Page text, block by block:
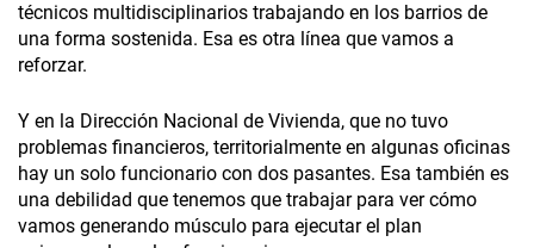
técnicos multidisciplinarios trabajando en los barrios de
una forma sostenida. Esa es otra línea que vamos a
reforzar.
Y en la Dirección Nacional de Vivienda, que no tuvo
problemas financieros, territorialmente en algunas oficinas
hay un solo funcionario con dos pasantes. Esa también es
una debilidad que tenemos que trabajar para ver cómo
vamos generando músculo para ejecutar el plan